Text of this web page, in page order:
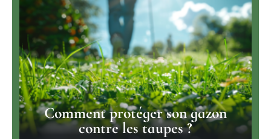
Comment protéger son gazon
contre les taupes ?